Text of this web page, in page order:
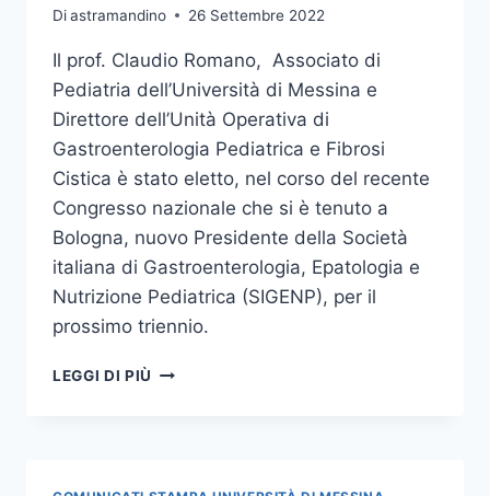
Diastramandino 26 Settembre 2022
Il prof. Claudio Romano, Associato di
Pediatria dell’Università di Messina e
Direttore dell’Unità Operativa di
Gastroenterologia Pediatrica e Fibrosi
Cistica è stato eletto, nel corso del recente
Congresso nazionale che si è tenuto a
Bologna, nuovo Presidente della Società
italiana di Gastroenterologia, Epatologia e
Nutrizione Pediatrica (SIGENP), per il
prossimo triennio.
LEGGI DI PIÙ